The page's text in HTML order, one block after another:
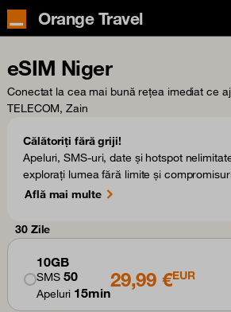
Orange Travel
eSIM Niger
Conectat la cea mai bună rețea imediat ce
TELECOM, Zain
Călătoriți fără griji!
Apeluri, SMS-uri, date și hotspot
explorați lumea fără limite și
Află mai multe
30 Zile
10GB
SMS 50
Apeluri 15min
29,99 €EUR